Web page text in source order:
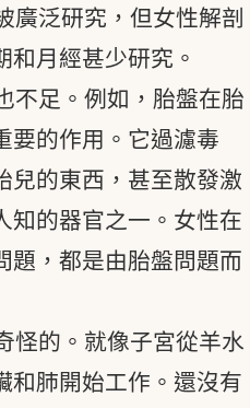
廣泛研究，但女性解剖
和月經甚少研究。
不足。例如，胎盤在胎
要的作用。它過濾毒
兒的東西，甚至散發激
知的器官之一。女性在
題，都是由胎盤問題而
怪的。就像子宮從羊水
和肺開始工作。還沒有